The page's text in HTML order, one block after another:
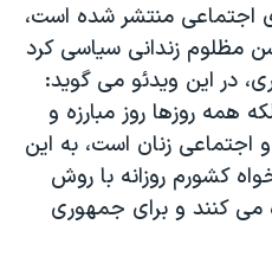
ایران
اجتماعی منتشر شده است،
زندانی سیاسی کرد
در این ویدئو می گوید:
٨ مارس، بلکە همە روزها روز مبارزە و
زنان است، بە این
کشورم روزانه با روش
می کنند و برای جمهوری